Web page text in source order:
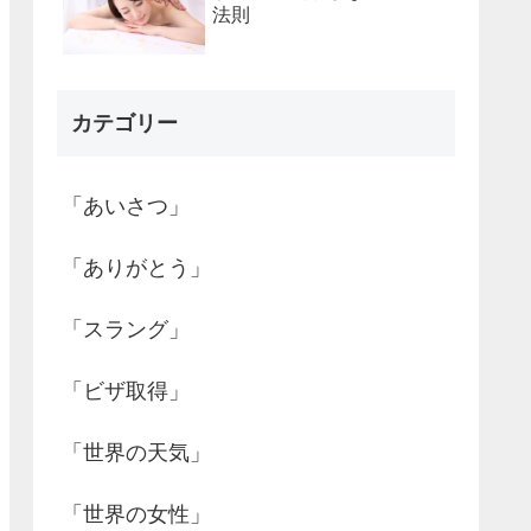
法則
カテゴリー
「あいさつ」
「ありがとう」
「スラング」
「ビザ取得」
「世界の天気」
「世界の女性」